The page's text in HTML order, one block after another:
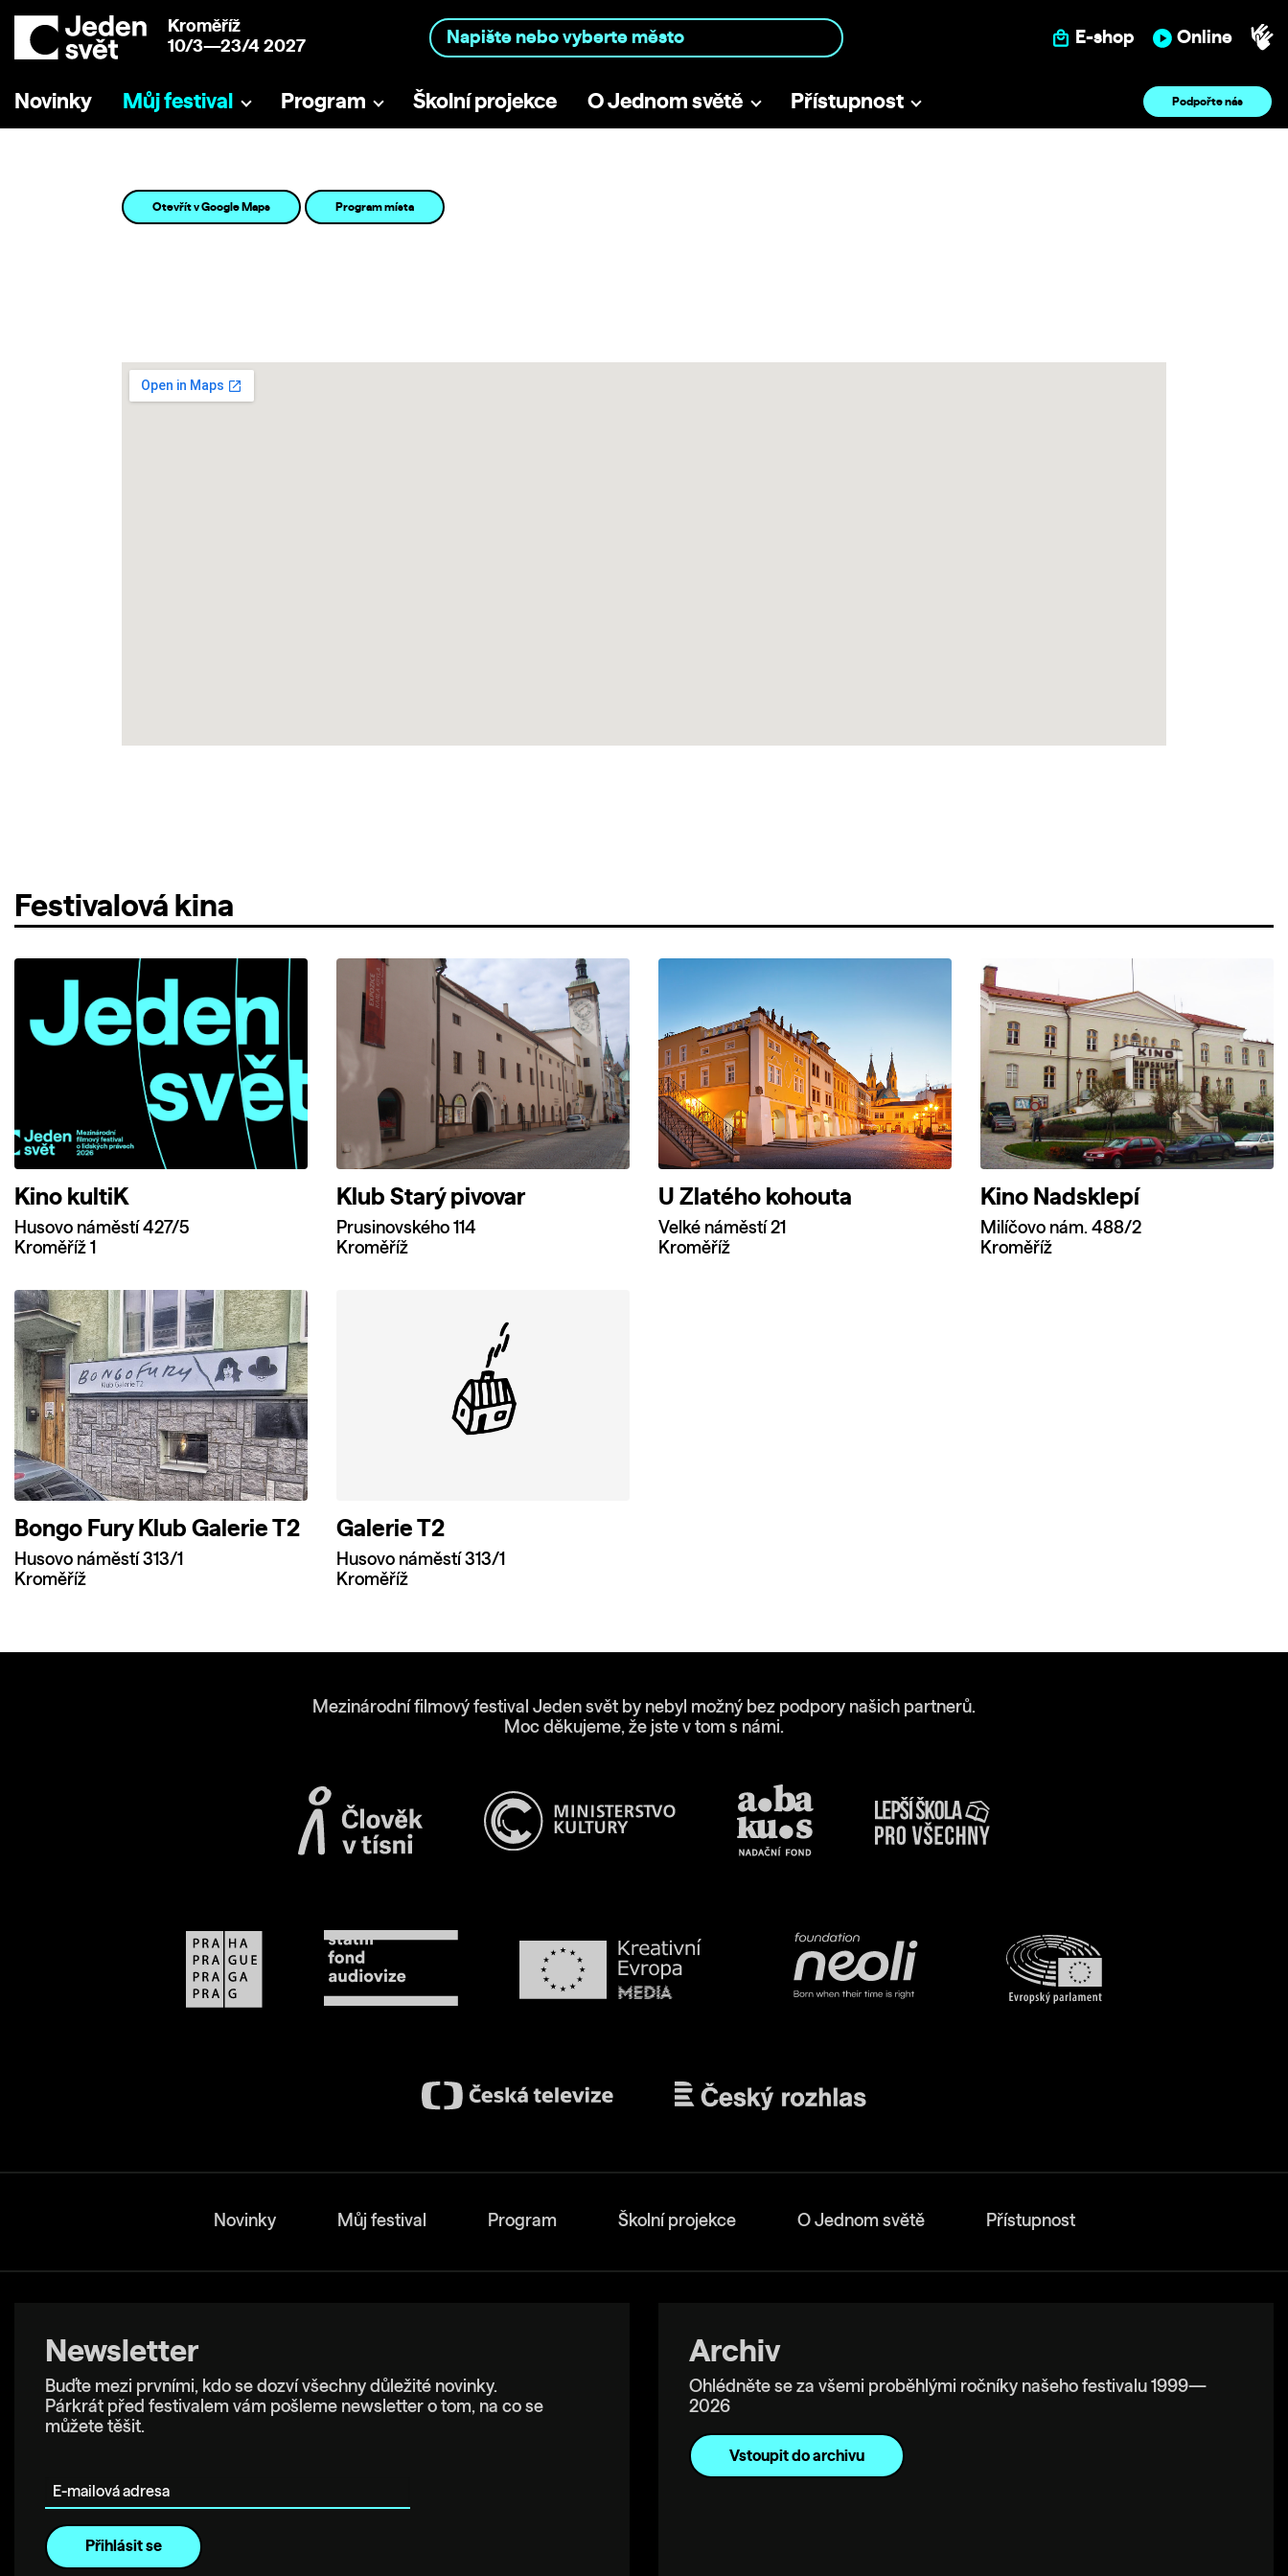
Kroměříž
10/3—23/4 2027
E-shop Online
Novinky Můj festival Program Školní projekce O Jednom světě Přístupnost Podpořte nás
Otevřít v Google Maps Program místa
Festivalová kina
Kino kultiK
Husovo náměstí 427/5
Kroměříž 1
Klub Starý pivovar
Prusinovského 114
Kroměříž
U Zlatého kohouta
Velké náměstí 21
Kroměříž
Kino Nadsklepí
Milíčovo nám. 488/2
Kroměříž
Bongo Fury Klub Galerie T2
Husovo náměstí 313/1
Kroměříž
Galerie T2
Husovo náměstí 313/1
Kroměříž
Mezinárodní filmový festival Jeden svět by nebyl možný bez podpory našich partnerů.
Moc děkujeme, že jste v tom s námi.
Novinky Můj festival Program Školní projekce O Jednom světě Přístupnost
Newsletter
Buďte mezi prvními, kdo se dozví všechny důležité novinky.
Párkrát před festivalem vám pošleme newsletter o tom, na co se
můžete těšit.
Archiv
Ohlédněte se za všemi proběhlými ročníky našeho festivalu 1999—
2026
Vstoupit do archivu